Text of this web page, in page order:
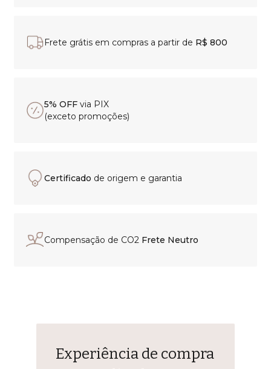
Frete grátis em compras a partir de R$ 800
5% OFF via PIX
(exceto promoções)
Certificado de origem e garantia
Compensação de CO2 Frete Neutro
Experiência de compra